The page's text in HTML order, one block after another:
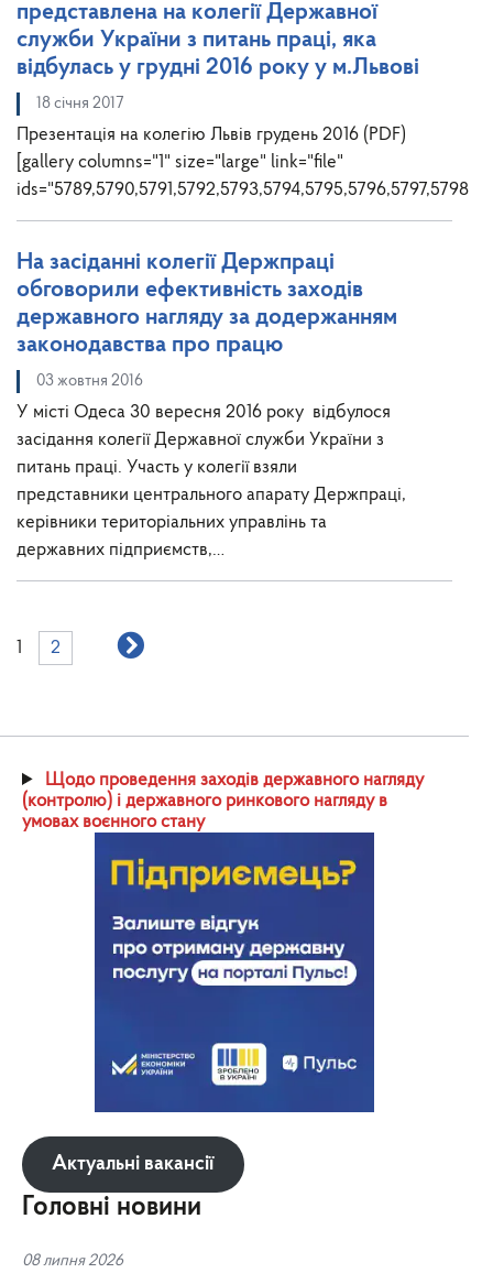
представлена на колегії Державної
служби України з питань праці, яка
відбулась у грудні 2016 року у м.Львові
18 січня 2017
Презентація на колегію Львів грудень 2016 (PDF)
[gallery columns="1" size="large" link="file"
На засіданні колегії Держпраці
обговорили ефективність заходів
державного нагляду за додержанням
законодавства про працю
03 жовтня 2016
У місті Одеса 30 вересня 2016 року відбулося
засідання колегії Державної служби України з
питань праці. Участь у колегії взяли
представники центрального апарату Держпраці,
керівники територіальних управлінь та
державних підприємств,…
1 2
Щодо проведення заходів державного нагляду
(контролю) і державного ринкового нагляду в
умовах воєнного стану
Актуальні вакансії
Головні новини
08 липня 2026